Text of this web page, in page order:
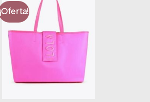
¡Oferta!